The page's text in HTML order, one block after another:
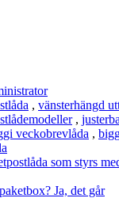
, vänsterhängd
,
veckobrevlåda ,
som styrs
Ja, det går